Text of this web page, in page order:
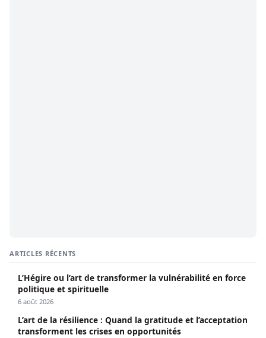
ARTICLES RÉCENTS
L’Hégire ou l’art de transformer la vulnérabilité en force
politique et spirituelle
6 août 2026
L’art de la résilience : Quand la gratitude et l’acceptation
transforment les crises en opportunités